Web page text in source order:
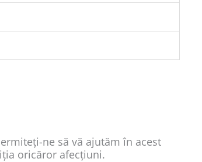
ne să vă ajutăm în acest
oricăror afecțiuni.